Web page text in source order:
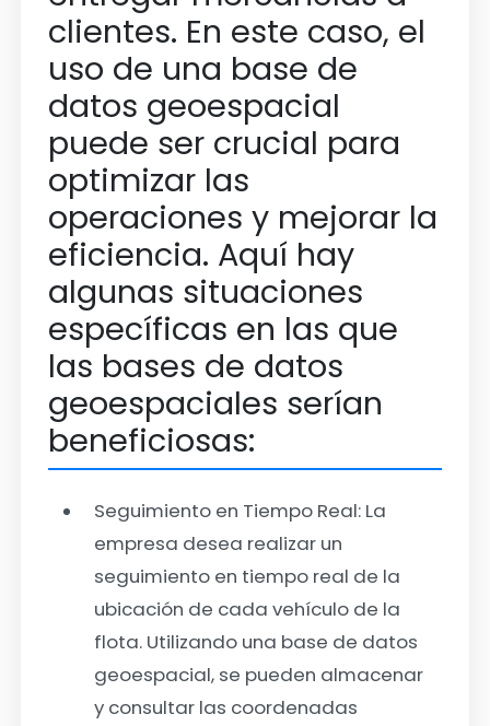
clientes. En este caso, el
uso de una base de
datos geoespacial
puede ser crucial para
optimizar las
operaciones y mejorar la
eficiencia. Aquí hay
algunas situaciones
específicas en las que
las bases de datos
geoespaciales serían
beneficiosas:
Seguimiento en Tiempo Real: La
empresa desea realizar un
seguimiento en tiempo real de la
ubicación de cada vehículo de la
flota. Utilizando una base de datos
geoespacial, se pueden almacenar
y consultar las coordenadas